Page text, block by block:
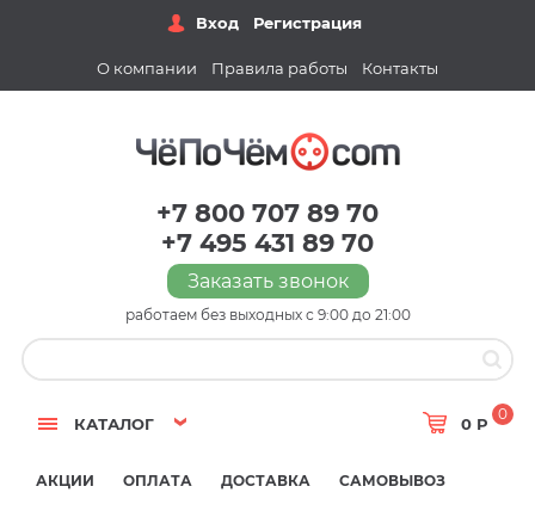
Вход Регистрация
О компании Правила работы Контакты
+7 800 707 89 70
+7 495 431 89 70
Заказать звонок
работаем без выходных с 9:00 до 21:00
КАТАЛОГ 0 Р
0
АКЦИИ ОПЛАТА ДОСТАВКА САМОВЫВОЗ